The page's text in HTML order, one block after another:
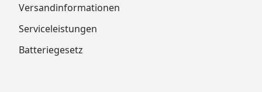
Versandinformationen
Serviceleistungen
Batteriegesetz